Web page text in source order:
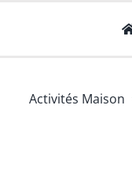
Activités Maison